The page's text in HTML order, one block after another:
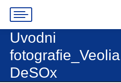
Uvodni
fotografie_Veolia
DeSOx